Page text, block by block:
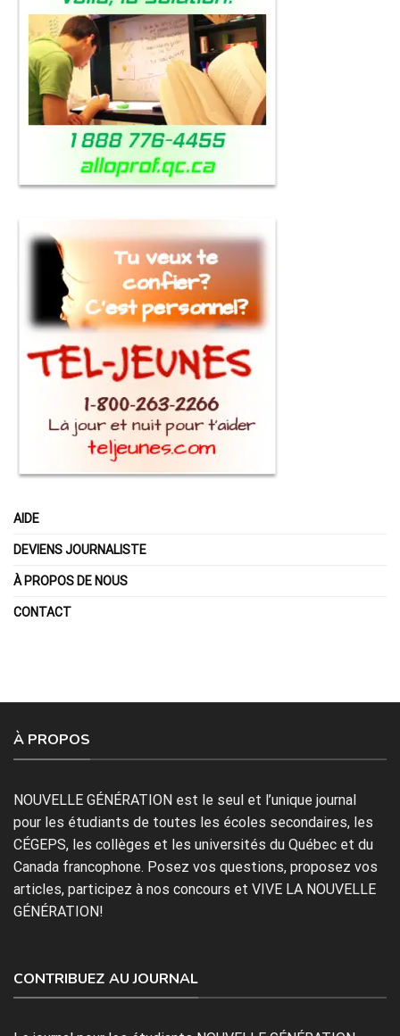
AIDE
DEVIENS JOURNALISTE
À PROPOS DE NOUS
CONTACT
À PROPOS
NOUVELLE GÉNÉRATION est le seul et l’unique journal
pour les étudiants de toutes les écoles secondaires, les
CÉGEPS, les collèges et les universités du Québec et du
Canada francophone. Posez vos questions, proposez vos
articles, participez à nos concours et VIVE LA NOUVELLE
GÉNÉRATION!
CONTRIBUEZ AU JOURNAL